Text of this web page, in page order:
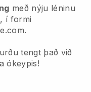
með nýju léninu
í formi
tengt það við
ókeypis!